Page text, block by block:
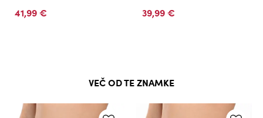
41,99 € 39,99 €
VEČ OD TE ZNAMKE